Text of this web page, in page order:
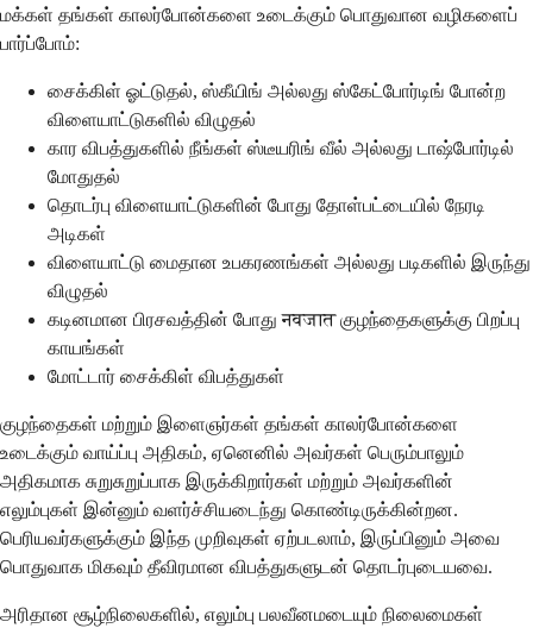
மக்கள் தங்கள் காலர்போன்களை உடைக்கும் பொதுவான வழிகளைப்
பார்ப்போம்:
சைக்கிள் ஓட்டுதல், ஸ்கீயிங் அல்லது ஸ்கேட்போர்டிங் போன்ற
விளையாட்டுகளில் விழுதல்
கார விபத்துகளில் நீங்கள் ஸ்டீயரிங் வீல் அல்லது டாஷ்போர்டில்
மோதுதல்
தொடர்பு விளையாட்டுகளின் போது தோள்பட்டையில் நேரடி
அடிகள்
விளையாட்டு மைதான உபகரணங்கள் அல்லது படிகளில் இருந்து
விழுதல்
கடினமான பிரசவத்தின் போது नवजात குழந்தைகளுக்கு பிறப்பு
காயங்கள்
மோட்டார் சைக்கிள் விபத்துகள்
குழந்தைகள் மற்றும் இளைஞர்கள் தங்கள் காலர்போன்களை
உடைக்கும் வாய்ப்பு அதிகம், ஏனெனில் அவர்கள் பெரும்பாலும்
அதிகமாக சுறுசுறுப்பாக இருக்கிறார்கள் மற்றும் அவர்களின்
எலும்புகள் இன்னும் வளர்ச்சியடைந்து கொண்டிருக்கின்றன.
பெரியவர்களுக்கும் இந்த முறிவுகள் ஏற்படலாம், இருப்பினும் அவை
பொதுவாக மிகவும் தீவிரமான விபத்துகளுடன் தொடர்புடையவை.
அரிதான சூழ்நிலைகளில், எலும்பு பலவீனமடையும் நிலைமைகள்